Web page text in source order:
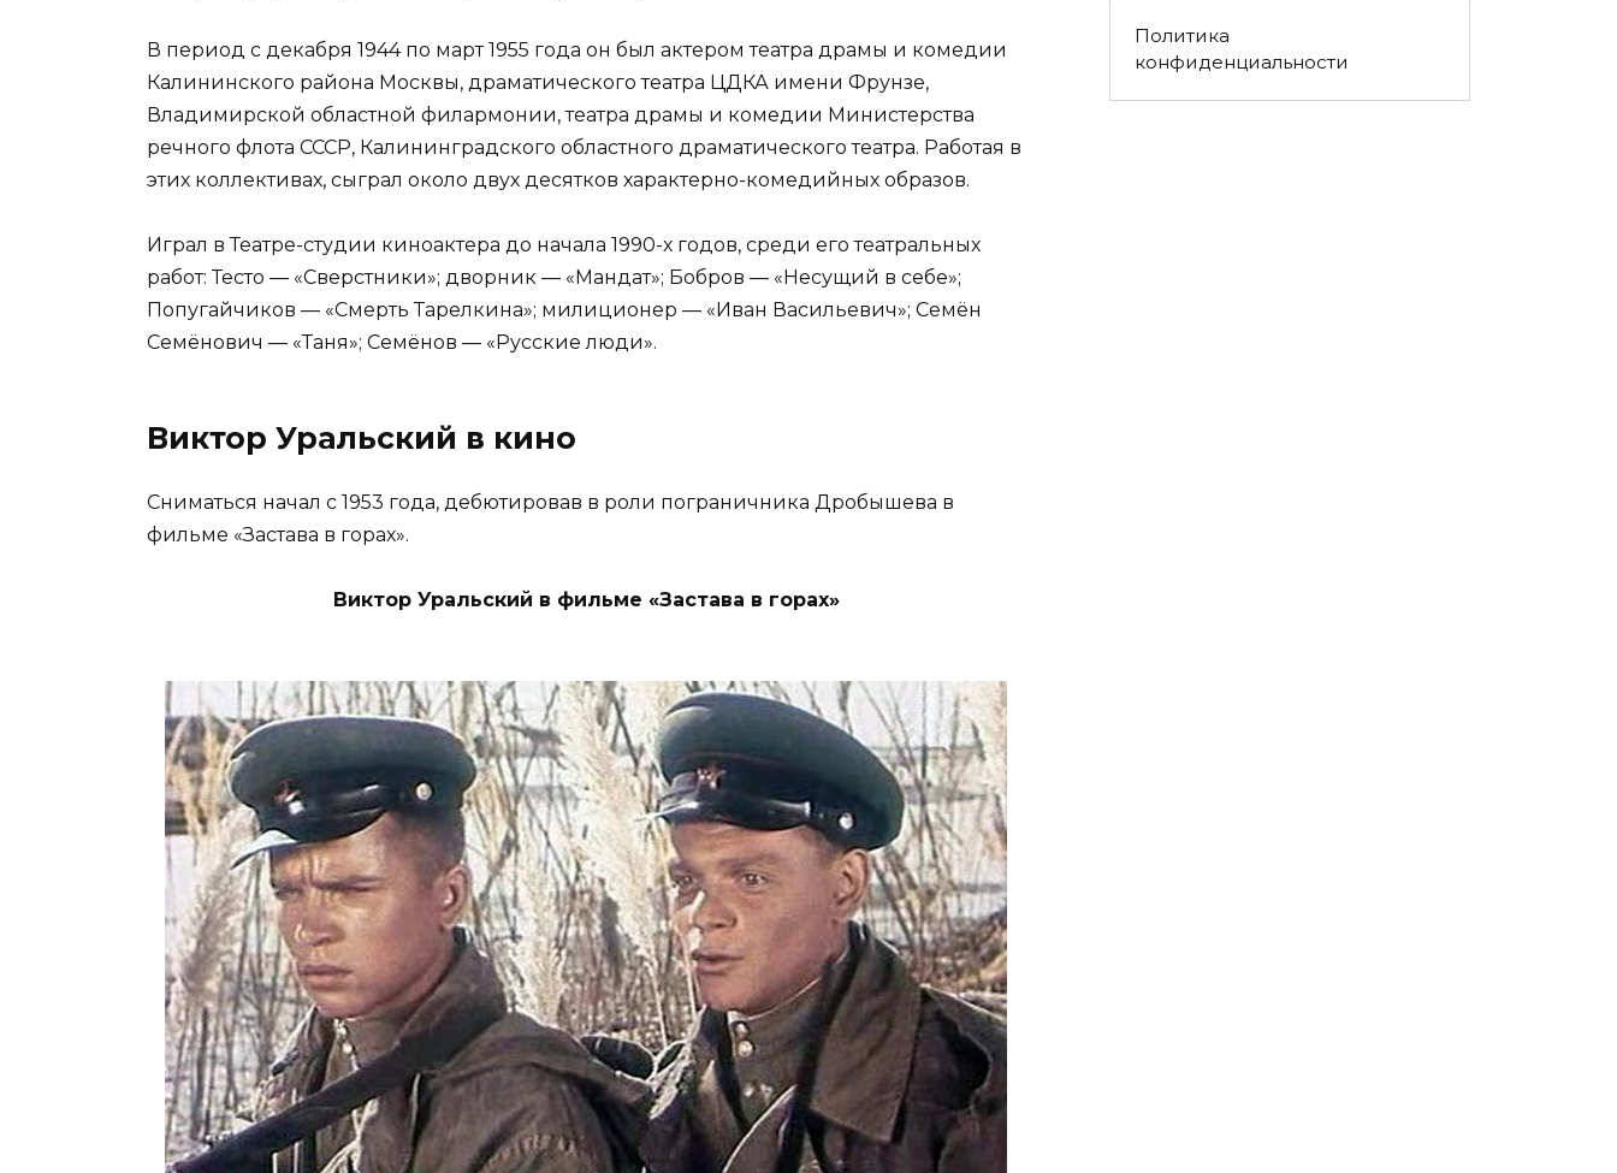
В период с декабря 1944 по март 1955 года он был актером театра драмы и комедии
Калининского района Москвы, драматического театра ЦДКА имени Фрунзе,
Владимирской областной филармонии, театра драмы и комедии Министерства
речного флота СССР, Калининградского областного драматического театра. Работая в
этих коллективах, сыграл около двух десятков характерно-комедийных образов.
Играл в Театре-студии киноактера до начала 1990-х годов, среди его театральных
работ: Тесто — «Сверстники»; дворник — «Мандат»; Бобров — «Несущий в себе»;
Попугайчиков — «Смерть Тарелкина»; милиционер — «Иван Васильевич»; Семён
Семёнович — «Таня»; Семёнов — «Русские люди».
Виктор Уральский в кино
Сниматься начал с 1953 года, дебютировав в роли пограничника Дробышева в
фильме «Застава в горах».
Виктор Уральский в фильме «Застава в горах»
Политика
конфиденциальности